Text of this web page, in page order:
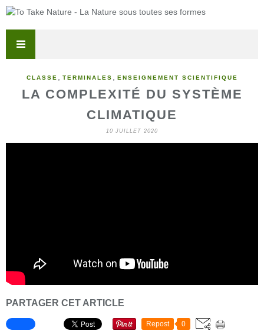
CLASSE TERMINALES ENSEIGNEMENT SCIENTIFIQUE
LA COMPLEXITÉ DU SYSTÈME
CLIMATIQUE
10 JUILLET 2020
PARTAGER CET ARTICLE
Repost 0